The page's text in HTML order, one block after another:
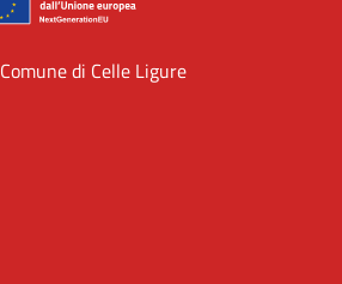
Comune di Celle Ligure